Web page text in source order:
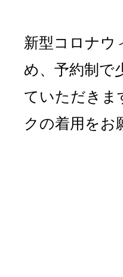
新型コロナウ
め、予約制で
ていただきま
クの着用をお